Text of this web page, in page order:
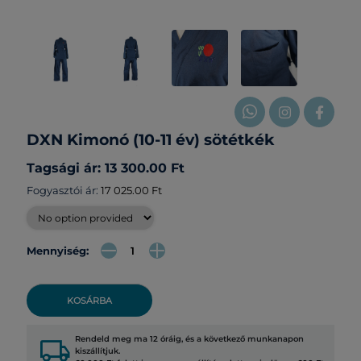
DXN Kimonó (10-11 év) sötétkék
Tagsági ár: 13 300.00 Ft
Fogyasztói ár: 17 025.00 Ft
Mennyiség:
KOSÁRBA
local_shipping Rendeld meg ma 12 óráig, és a következő munkanapon
kiszállítjuk.